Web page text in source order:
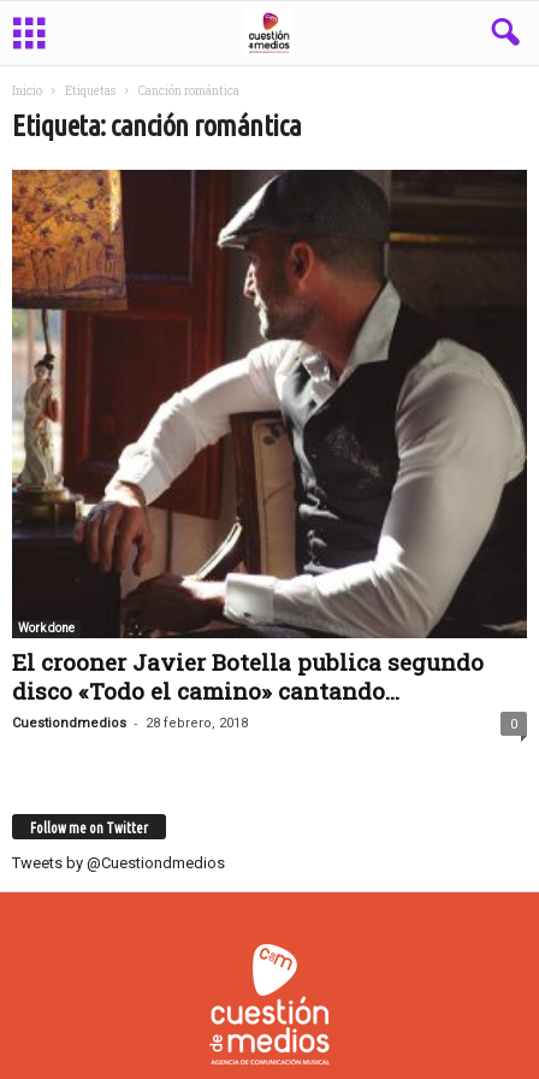
Inicio Etiquetas Canción romántica
Etiqueta: canción romántica
Work done
El crooner Javier Botella publica segundo
disco «Todo el camino» cantando...
Cuestiondmedios - 28 febrero, 2018 0
Follow me on Twitter
Tweets by @Cuestiondmedios